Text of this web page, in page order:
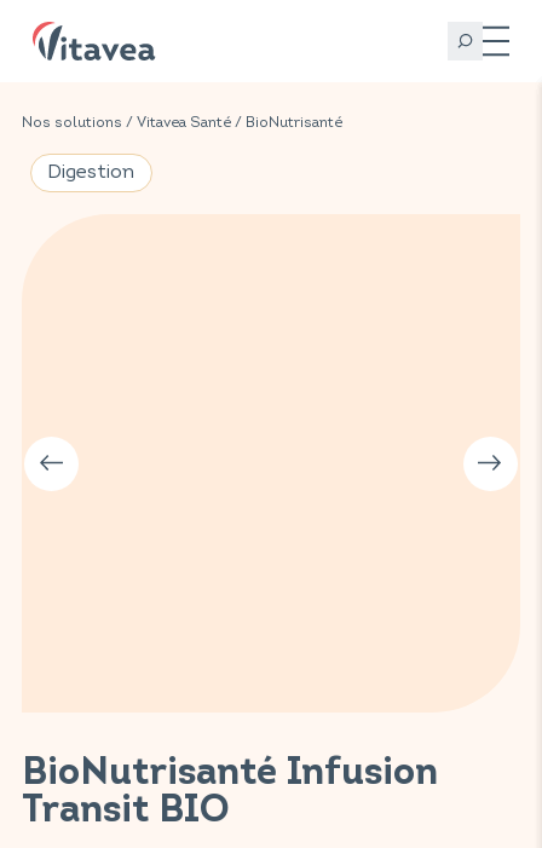
Nos solutions / Vitavea Santé / BioNutrisanté
BioNutrisanté Infusion
Transit BIO
Digestion